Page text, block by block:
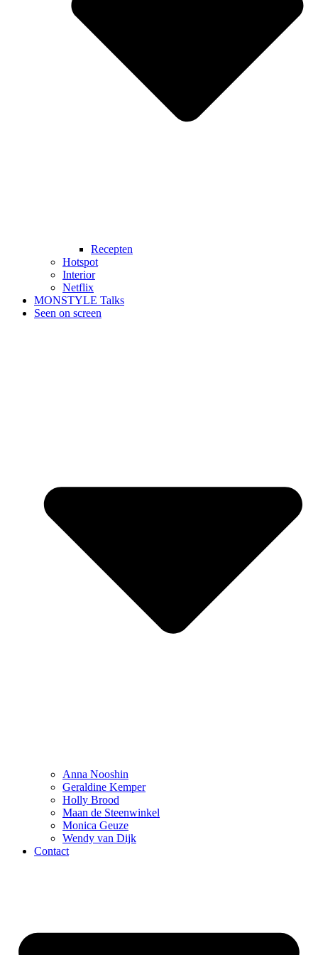
Recepten
Hotspot
Interior
Netflix
MONSTYLE Talks
Seen on screen
Anna Nooshin
Geraldine Kemper
Holly Brood
Maan de Steenwinkel
Monica Geuze
Wendy van Dijk
Contact